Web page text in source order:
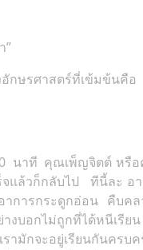
”
กษรศาสตร์ที่เข้มข้นคือ
นาที คุณเพ็ญจิตต์ หรื
จแล้วก็กลับไป ทีนี้ละ
าการกระดูกอ่อน คืบค
งบอกไม่ถูกที่ได้หนีเรีย
ามักจะอยู่เรียนกันคร